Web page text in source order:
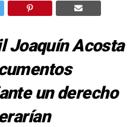
Joaquín Acosta
un derecho